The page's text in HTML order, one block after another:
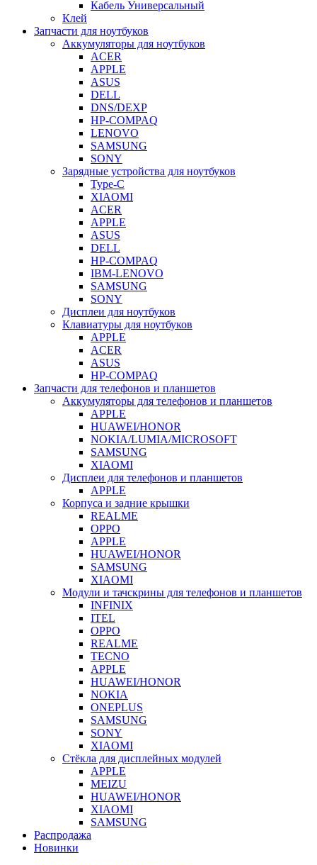
Кабель Универсальный
Клей
Запчасти для ноутбуков
Аккумуляторы для ноутбуков
ACER
APPLE
ASUS
DELL
DNS/DEXP
HP-COMPAQ
LENOVO
SAMSUNG
SONY
Зарядные устройства для ноутбуков
Type-C
XIAOMI
ACER
APPLE
ASUS
DELL
HP-COMPAQ
IBM-LENOVO
SAMSUNG
SONY
Дисплеи для ноутбуков
Клавиатуры для ноутбуков
APPLE
ACER
ASUS
HP-COMPAQ
Запчасти для телефонов и планшетов
Аккумуляторы для телефонов и планшетов
APPLE
HUAWEI/HONOR
NOKIA/LUMIA/MICROSOFT
SAMSUNG
XIAOMI
Дисплеи для телефонов и планшетов
APPLE
Корпуса и задние крышки
REALME
OPPO
APPLE
HUAWEI/HONOR
SAMSUNG
XIAOMI
Модули и тачскрины для телефонов и планшетов
INFINIX
ITEL
OPPO
REALME
TECNO
APPLE
HUAWEI/HONOR
NOKIA
ONEPLUS
SAMSUNG
SONY
XIAOMI
Стёкла для дисплейных модулей
APPLE
MEIZU
HUAWEI/HONOR
XIAOMI
SAMSUNG
Распродажа
Новинки